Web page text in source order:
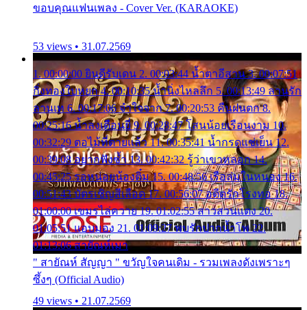
ขอบคุณแฟนเพลง - Cover Ver. (KARAOKE)
53 views • 31.07.2569
1. 00:00:00 ยินดีรับเดน 2. 00:03:44 น้ำตาอีสาน 3. 00:07:51
กิ่งทองใบหยก 4. 00:10:35 น้ำนิ่งไหลลึก 5. 00:13:49 ลานรัก
ลานเท 6. 00:17:06 จำใจจาก 7. 00:20:53 คืนฝนตก 8.
00:25:16 น้ำลงเดือนยี่ 9. 00:28:47 โสนน้อยเรือนงาม 10.
00:32:29 ตอไม้ที่ตายแล้ว 11. 00:35:41 น้ำกรดแช่เย็น 12.
00:39:08 อยากฟังซ้ำ 13. 00:42:32 รู้ว่าเขาหลอก 14.
00:45:25 รอหน่อยน้องติ๋ม 15. 00:48:56 เรือล่มในหนอง 16.
00:51:43 บัตรเชิญสีเลือด 17. 00:56:07 อดีตรักโรงทอ 18.
01:00:00 เขมรไล่ควาย 19. 01:02:55 สาวสวนแตง 20.
01:05:51 แอบมอง 21. 01:09:27 พบรักปากน้ำโพ 22.
01:13:06 สายัณห์เมา
" สายัณห์ สัญญา " ขวัญใจคนเดิม - รวมเพลงดังเพราะๆ
ซึ้งๆ (Official Audio)
49 views • 21.07.2569